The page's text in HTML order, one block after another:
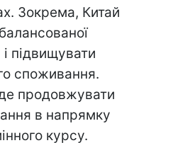
Зокрема, Китай
підвищувати
споживання.
продовжувати
в напрямку
курсу.